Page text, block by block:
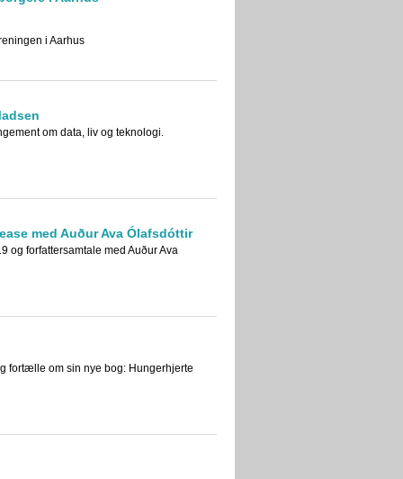
i Aarhus
om data, liv og teknologi.
med Auður Ava Ólafsdóttir
og forfattersamtale med Auður Ava
fortælle om sin nye bog: Hungerhjerte